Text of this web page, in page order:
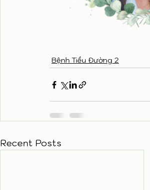
Bệnh Tiểu Đường 2
Recent Posts